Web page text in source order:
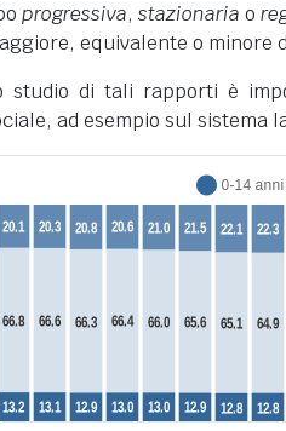
progressiva, stazionaria o
equivalente o minore
studio di tali rapporti è
ad esempio sul sistema